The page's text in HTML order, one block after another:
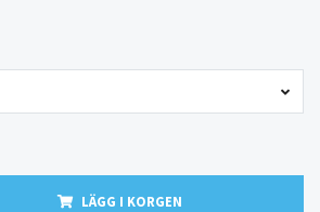
LÄGG I KORGEN